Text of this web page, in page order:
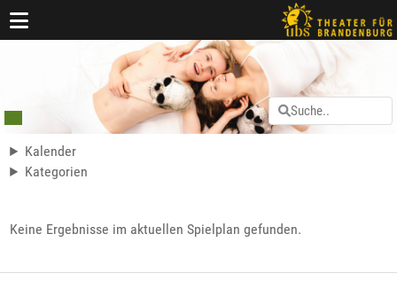
Kalender
Kategorien
Keine Ergebnisse im aktuellen Spielplan gefunden.